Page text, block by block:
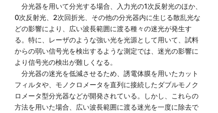
分光器を用いて分光する場合、入力光の1次反射光のほか、
0次反射光、2次回折光、その他の分光器内に生じる散乱光な
どの影響により、広い波長範囲に渡る種々の迷光が発生す
る。特に、レーザのような強い光を光源として用いて、試料
からの弱い信号光を検出するような測定では、迷光の影響に
より信号光の検出が難しくなる。
分光器の迷光を低減させるため、誘電体膜を用いたカット
フィルタや、モノクロメータを直列に接続したダブルモノク
ロメータ型分光器などが開発されている。しかし、これらの
方法を用いた場合、広い波長範囲に渡る迷光を一度に除去で